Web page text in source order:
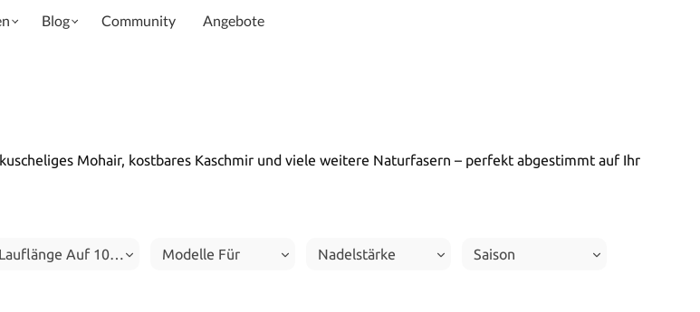
Blog Community Angebote
Mohair, kostbares Kaschmir und viele weitere Naturfasern – perfekt abgestimmt auf Ihr
Lauflänge Auf 100g Modelle Für Nadelstärke Saison